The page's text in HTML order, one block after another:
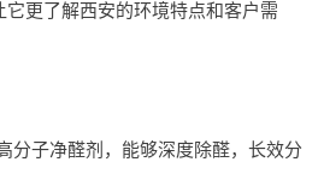
更了解西安的环境特点和客户需
分子净醛剂，能够深度除醛，长效分